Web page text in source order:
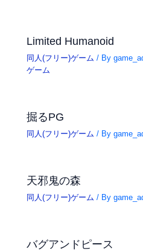
Limited Humanoid
同人(フリー)ゲーム / By
ゲーム
掘るPG
同人(フリー)ゲーム / By
天邪鬼の森
同人(フリー)ゲーム / By
バグアンドピース